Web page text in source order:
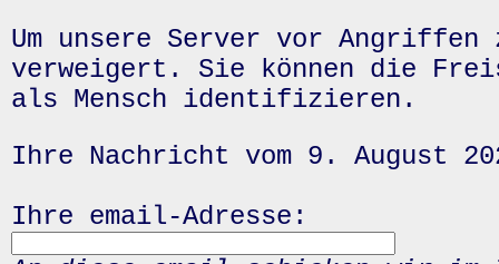
Um unsere Server vor
verweigert. Sie können die
als Mensch identifizieren.
Ihre Nachricht vom 9. August
Ihre email-Adresse: